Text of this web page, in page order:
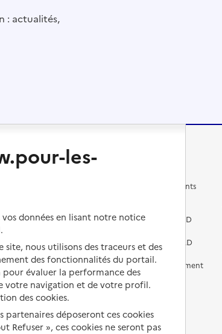
: actualités,
seniors
un proche
familial
de logement
Les différents établissements
Préparer l'entrée en EHPAD
Aides financières en EHPAD
Prévention, accompagnement
et soins
Droits en EHPAD
les-
données en lisant notre notice
nous utilisons des traceurs et des
des fonctionnalités du portail.
pour évaluer la performance des
votre navigation et de votre profil.
des cookies.
partenaires déposeront ces cookies
Refuser », ces cookies ne seront pas